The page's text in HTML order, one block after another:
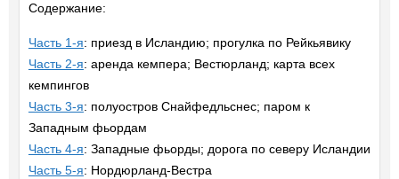
Содержание:
Часть 1-я: приезд в Исландию; прогулка по Рейкьявику
Часть 2-я: аренда кемпера; Вестюрланд; карта всех
кемпингов
Часть 3-я: полуостров Снайфедльснес; паром к
Западным фьордам
Часть 4-я: Западные фьорды; дорога по северу Исландии
Часть 5-я: Нордюрланд-Вестра